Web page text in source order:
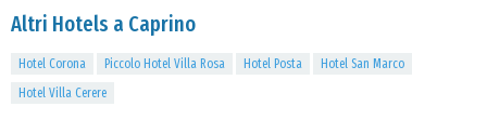
Altri Hotels a Caprino
Hotel Corona Piccolo Hotel Villa Rosa Hotel Posta
Hotel San Marco
Hotel Villa Cerere